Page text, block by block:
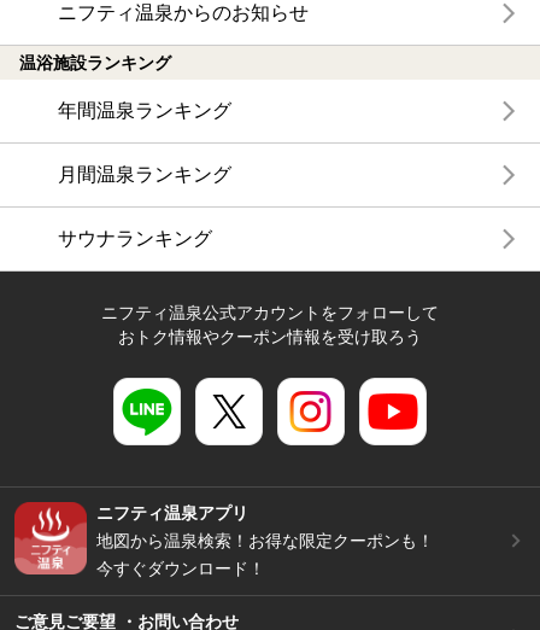
ニフティ温泉からのお知らせ
温浴施設ランキング
年間温泉ランキング
月間温泉ランキング
サウナランキング
ニフティ温泉公式アカウントをフォローして
おトク情報やクーポン情報を受け取ろう
ニフティ温泉アプリ
地図から温泉検索！お得な限定クーポンも！
今すぐダウンロード！
ご意見ご要望 ・お問い合わせ